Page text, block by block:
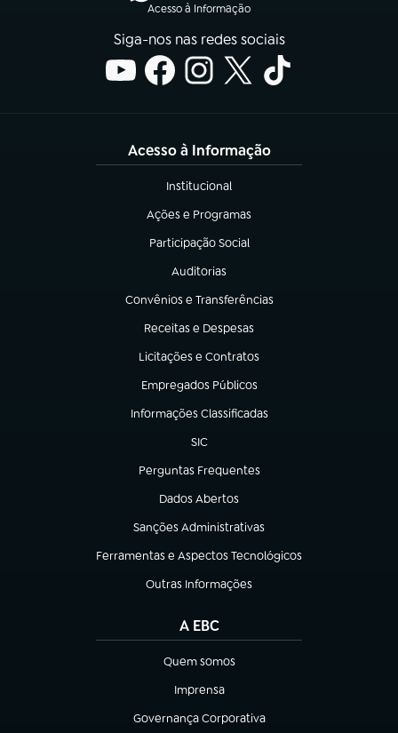
Acesso à Informação
Siga-nos nas redes sociais
Acesso à Informação
Institucional
(abre em nova aba)
Ações e Programas
(abre em nova aba)
Participação Social
(abre em nova aba)
Auditorias
(abre em nova aba)
Convênios e Transferências
(abre em nova aba)
Receitas e Despesas
(abre em nova aba)
Licitações e Contratos
(abre em nova aba)
Empregados Públicos
(abre em nova aba)
Informações Classificadas
(abre em nova aba)
SIC
(abre em nova aba)
Perguntas Frequentes
(abre em nova aba)
Dados Abertos
(abre em nova aba)
Sanções Administrativas
(abre em nova aba)
Ferramentas e Aspectos Tecnológicos
(abre em nova aba)
Outras Informações
(abre em nova aba)
A EBC
Quem somos
(abre em nova aba)
Imprensa
(abre em nova aba)
Governança Corporativa
(abre em nova aba)